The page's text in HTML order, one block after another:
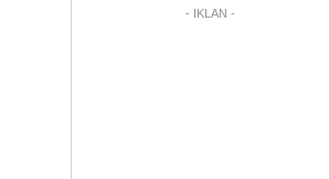
- IKLAN -